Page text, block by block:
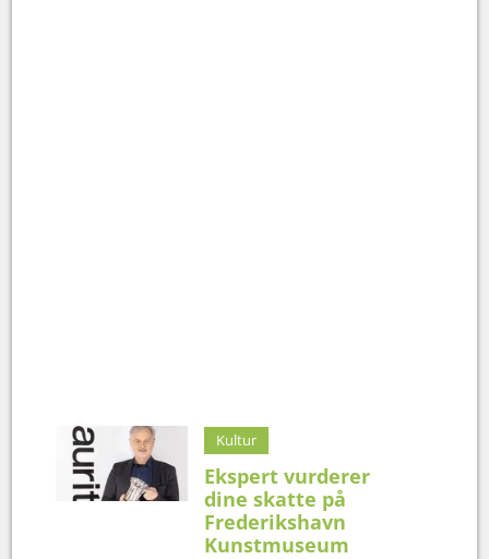
Kultur
Ekspert vurderer
dine skatte på
Frederikshavn
Kunstmuseum